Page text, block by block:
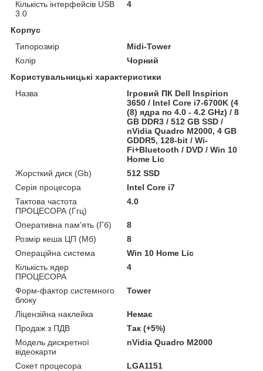
Кількість інтерфейсів USB
3.0
4
Корпус
Типорозмір
Midi-Tower
Колір
Чорний
Користувальницькі характеристики
Назва
Ігровий ПК Dell Inspirion
3650 / Intel Core i7-6700K (4
(8) ядра по 4.0 - 4.2 GHz) / 8
GB DDR3 / 512 GB SSD /
nVidia Quadro M2000, 4 GB
GDDR5, 128-bit / Wi-
Fi+Bluetooth / DVD / Win 10
Home Lic
Жорсткий диск (Gb)
512 SSD
Серія процесора
Intel Core i7
Тактова частота
ПРОЦЕСОРА (Ггц)
4.0
Оперативна пам'ять (Гб)
8
Розмір кеша ЦП (Мб)
8
Операційна система
Win 10 Home Lic
Кількість ядер
ПРОЦЕСОРА
4
Форм-фактор системного
блоку
Tower
Ліцензійна наклейка
Немає
Продаж з ПДВ
Так (+5%)
Модель дискретної
відеокарти
nVidia Quadro M2000
Сокет процесора
LGA1151